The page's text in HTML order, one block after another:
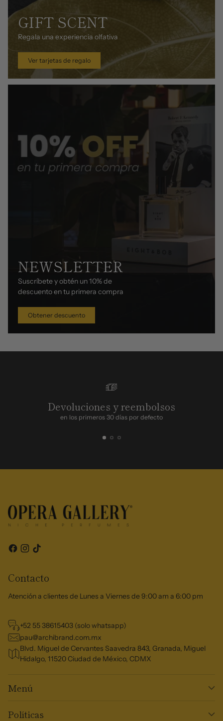
GIFT SCENT
Regala una experiencia olfativa
Ver tarjetas de regalo
NEWSLETTER
Suscríbete y obtén un 10% de
descuento en tu primera compra
Obtener descuento
Devoluciones y reembolsos
en los primeros 30 días por defecto
Contacto
Atención a clientes de Lunes a Viernes de 9:00 am a 6:00 pm
+52 55 38615403 (solo whatsapp)
pau@archibrand.com.mx
Blvd. Miguel de Cervantes Saavedra 843, Granada, Miguel
Hidalgo, 11520 Ciudad de México, CDMX
Menú
Políticas